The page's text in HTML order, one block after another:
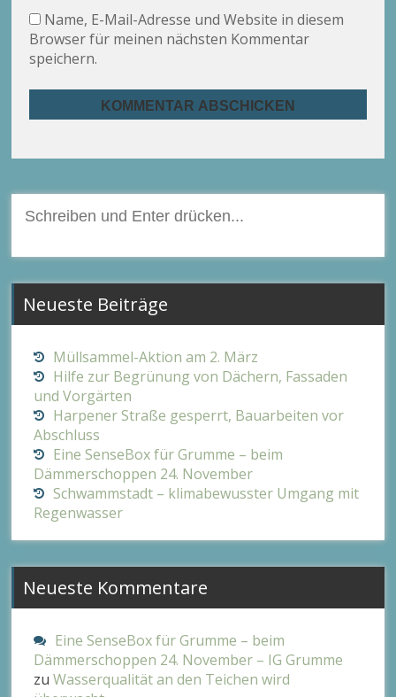
Name, E-Mail-Adresse und Website in diesem
Browser für meinen nächsten Kommentar
speichern.
nach:
Neueste Beiträge
Müllsammel-Aktion am 2. März
Hilfe zur Begrünung von Dächern, Fassaden
und Vorgärten
Harpener Straße gesperrt, Bauarbeiten vor
Abschluss
Eine SenseBox für Grumme – beim
Dämmerschoppen 24. November
Schwammstadt – klimabewusster Umgang mit
Regenwasser
Neueste Kommentare
Eine SenseBox für Grumme – beim
Dämmerschoppen 24. November – IG Grumme
zuWasserqualität an den Teichen wird